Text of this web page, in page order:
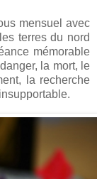
mensuel avec
terres du nord
mémorable
la mort, le
la recherche
insupportable.